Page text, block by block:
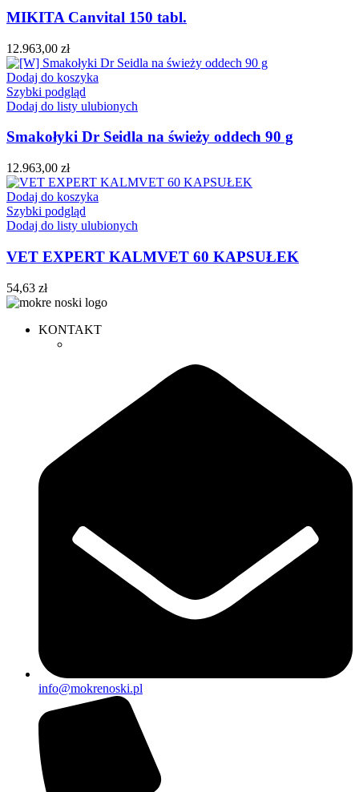
MIKITA Canvital 150 tabl.
12.963,00 zł
Dodaj do koszyka
Szybki podgląd
Dodaj do listy ulubionych
Smakołyki Dr Seidla na świeży oddech 90 g
12.963,00 zł
Dodaj do koszyka
Szybki podgląd
Dodaj do listy ulubionych
VET EXPERT KALMVET 60 KAPSUŁEK
54,63 zł
KONTAKT
info@mokrenoski.pl